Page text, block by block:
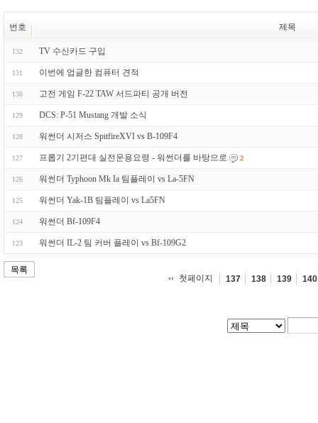
번호 제목
132 TV 수신카드 구입
131 이번에 업글한 컴퓨터 견적
130 고전 게임 F-22 TAW 서드파티 공개 버전
129 DCS: P-51 Mustang 개발 소식
128 워썬더 시저스 SpitfireXVI vs B-109F4
127 프롭기 2기편대 실전운용요령 - 워썬더를 바탕으로 2
126 워썬더 Typhoon Mk Ia 팀플레이 vs La-5FN
125 워썬더 Yak-1B 팀플레이 vs La5FN
124 워썬더 Bf-109F4
123 워썬더 IL-2 팀 커버 플레이 vs Bf-109G2
목록
첫페이지
137 138 139 140